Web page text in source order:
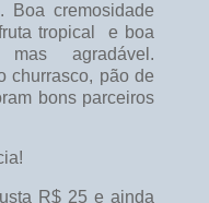
Boa cremosidade
tropical e boa
agradável.
churrasco, pão de
bons parceiros
R$ 25 e ainda